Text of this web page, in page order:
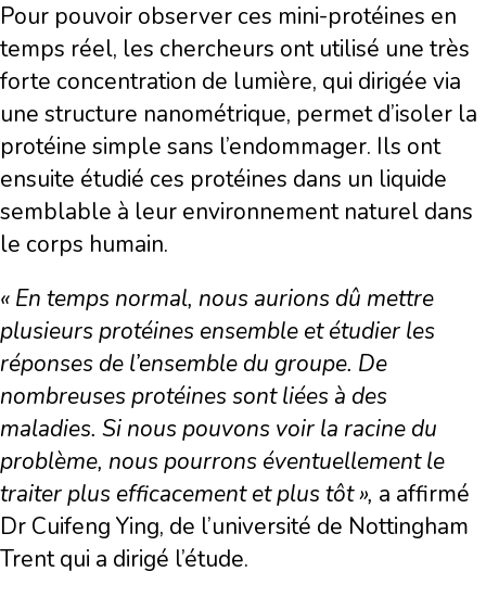
Pour pouvoir observer ces mini-protéines en
temps réel, les chercheurs ont utilisé une très
forte concentration de lumière, qui dirigée via
une structure nanométrique, permet d’isoler la
protéine simple sans l’endommager. Ils ont
ensuite étudié ces protéines dans un liquide
semblable à leur environnement naturel dans
le corps humain.
« En temps normal, nous aurions dû mettre
plusieurs protéines ensemble et étudier les
réponses de l’ensemble du groupe. De
nombreuses protéines sont liées à des
maladies. Si nous pouvons voir la racine du
problème, nous pourrons éventuellement le
traiter plus efficacement et plus tôt », a affirmé
Dr Cuifeng Ying, de l’université de Nottingham
Trent qui a dirigé l’étude.